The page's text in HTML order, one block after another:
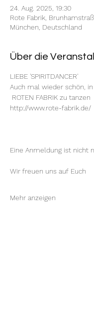
24. Aug. 2025, 19:30
Rote Fabrik,
München, Deutschland
Über die
LIEBE 'SPIRITDANCER'
Auch mal wieder schön,
ROTEN FABRIK zu tanzen
http://www.rote-fabrik.de/
Eine Anmeldung ist nicht
Wir freuen uns auf Euch
Mehr anzeigen